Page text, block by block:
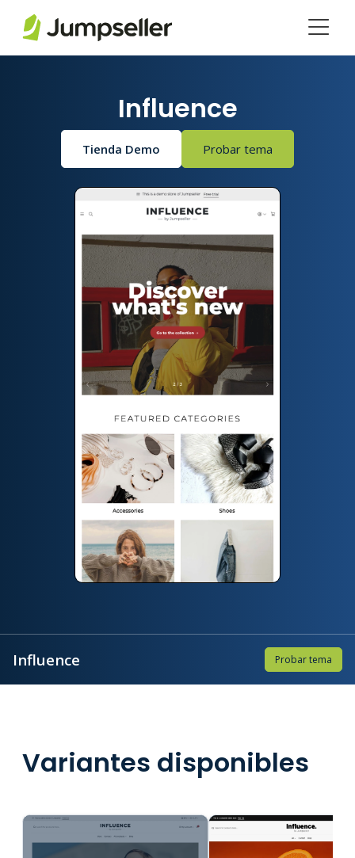
Influence
Tienda Demo Probar tema
Influence Probar tema
Variantes disponibles